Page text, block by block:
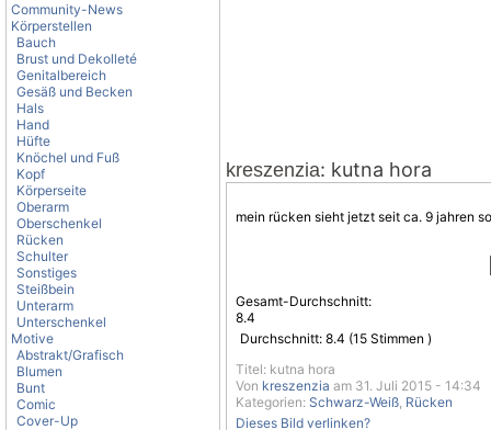
Community-News
Körperstellen
Bauch
Brust und Dekolleté
Genitalbereich
Gesäß und Becken
Hals
Hand
Hüfte
Knöchel und Fuß
Kopf
Körperseite
Oberarm
Oberschenkel
Rücken
Schulter
Sonstiges
Steißbein
Unterarm
Unterschenkel
Motive
Abstrakt/Grafisch
Blumen
Bunt
Comic
Cover-Up
kreszenzia: kutna hora
mein rücken sieht jetzt seit ca. 9 jahren
Gesamt-Durchschnitt:
8.4
Durchschnitt: 8.4 (15 Stimmen )
Titel: kutna hora
Von kreszenzia am 31. Juli 2015 - 14:34
Kategorien: Schwarz-Weiß, Rücken
Dieses Bild verlinken?